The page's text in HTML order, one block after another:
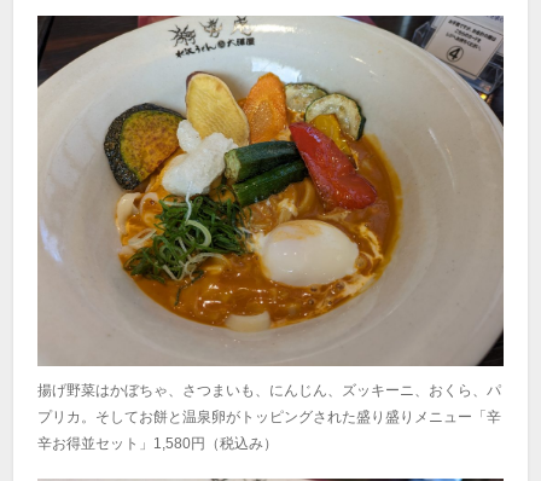
揚げ野菜はかぼちゃ、さつまいも、にんじん、ズッキーニ、おくら、パ
プリカ。そしてお餅と温泉卵がトッピングされた盛り盛りメニュー「辛
辛お得並セット」1,580円（税込み）